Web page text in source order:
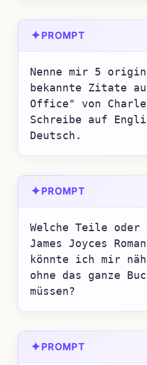
✦PROMPT
Nenne mir 5
bekannte Zitate
Office" von
Schreibe auf
Deutsch.
✦PROMPT
Welche Teile
James Joyces
könnte ich mir
ohne das ganze
müssen?
✦PROMPT